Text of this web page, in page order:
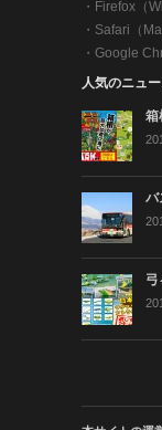
・ Firefox（
・ Safari（
・ Google
人気のニュ
箱
バ